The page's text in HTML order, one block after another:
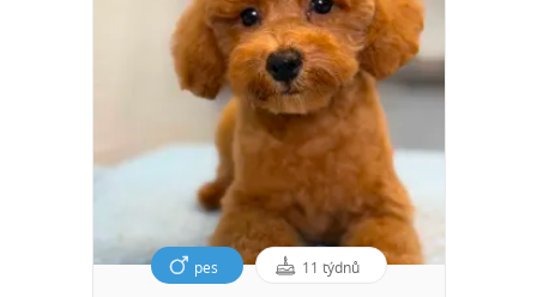
pes 11 týdnů